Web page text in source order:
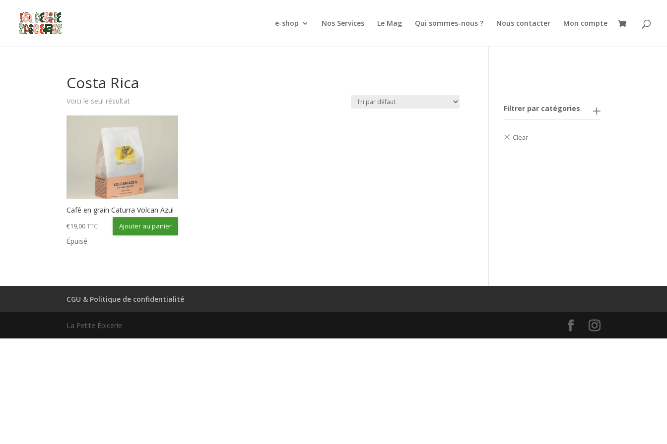
e-shop Nos Services Le Mag Qui sommes-nous ? Nous contacter Mon compte
Costa Rica
Voici le seul résultat
Café en grain Caturra Volcan Azul
€19,00 TTC Ajouter au panier
Épuisé
Filtrer par catégories
CGU & Politique de confidentialité
La Petite Épicerie